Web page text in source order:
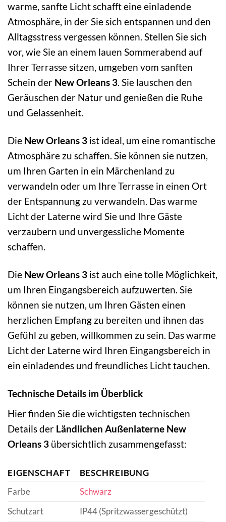
warme, sanfte Licht schafft eine einladende
Atmosphäre, in der Sie sich entspannen und den
Alltagsstress vergessen können. Stellen Sie sich
vor, wie Sie an einem lauen Sommerabend auf
Ihrer Terrasse sitzen, umgeben vom sanften
Schein der New Orleans 3. Sie lauschen den
Geräuschen der Natur und genießen die Ruhe
und Gelassenheit.
Die New Orleans 3 ist ideal, um eine romantische
Atmosphäre zu schaffen. Sie können sie nutzen,
um Ihren Garten in ein Märchenland zu
verwandeln oder um Ihre Terrasse in einen Ort
der Entspannung zu verwandeln. Das warme
Licht der Laterne wird Sie und Ihre Gäste
verzaubern und unvergessliche Momente
schaffen.
Die New Orleans 3 ist auch eine tolle Möglichkeit,
um Ihren Eingangsbereich aufzuwerten. Sie
können sie nutzen, um Ihren Gästen einen
herzlichen Empfang zu bereiten und ihnen das
Gefühl zu geben, willkommen zu sein. Das warme
Licht der Laterne wird Ihren Eingangsbereich in
ein einladendes und freundliches Licht tauchen.
Technische Details im Überblick
Hier finden Sie die wichtigsten technischen
Details der Ländlichen Außenlaterne New
Orleans 3 übersichtlich zusammengefasst:
EIGENSCHAFT
BESCHREIBUNG
Farbe
Schwarz
Schutzart
IP44 (Spritzwassergeschützt)